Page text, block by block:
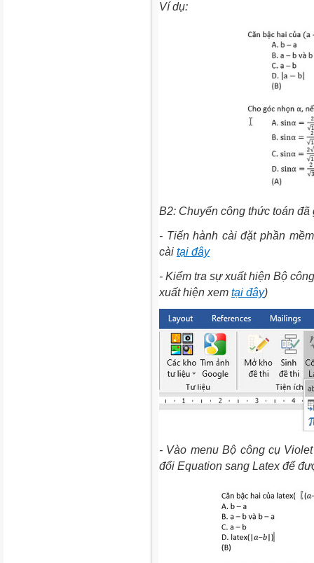
Ví dụ:
B2: Chuyển công thức toán đã
- Tiến hành cài đặt phần
cài tại đây
- Kiểm tra sự xuất hiện Bộ
xuất hiện xem tại đây)
- Vào menu Bộ công cụ
đổi Equation sang Latex để